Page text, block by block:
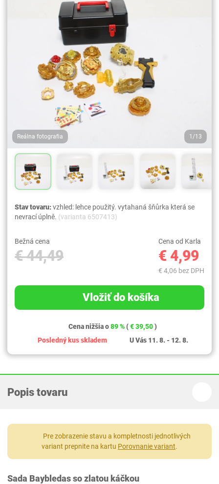
Reálna fotografia 1/13
Stav tovaru:vzhled: lehce použitý. vytahaná šňůrka která se
nevrací úplně. (varianta 6507413)
Bežná cena
€ 44,49
Cena od Karla
€ 4,99
€ 4,06 bez DPH
Vložiť do košíka
Cena nižšia o89 % (€ 39,50)
Posledný kus skladem
U Vás 11. 8. - 12. 8.
Popis tovaru
Pre zobrazenie stavu a kompletnosti jednotlivých
variant prepnite na kartu Porovnanie variant.
Sada Baybledas so zlatou káčkou